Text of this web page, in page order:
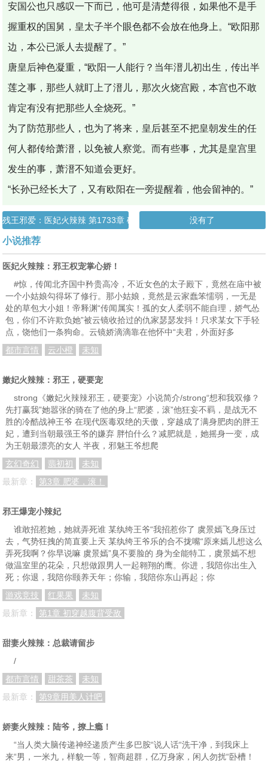
安国公也只感叹一下而已，他可是清楚得很，如果他不是手
握重权的国舅，皇太子半个眼色都不会放在他身上。“欧阳那
边，本公已派人去提醒了。”
唐皇后神色凝重，“欧阳一人能行？当年溍儿初出生，传出半
莲之事，那些人就盯上了溍儿，那次火烧宫殿，本宫也不敢
肯定有没有把那些人全烧死。”
为了防范那些人，也为了将来，皇后甚至不把皇朝发生的任
何人都传给萧溍，以免被人察觉。而有些事，尤其是皇宫里
发生的事，萧溍不知道会更好。
“长孙已经长大了，又有欧阳在一旁提醒着，他会留神的。”
残王邪爱：医妃火辣辣 第1733章 破而后立 没有了
小说推荐
医妃火辣辣：邪王权宠掌心娇！
#惊，传闻北齐国中矜贵高冷，不近女色的太子殿下，竟然在庙中被
一个小姑娘勾得坏了修行。那小姑娘，竟然是云家蠢笨懦弱，一无是
处的草包大小姐！帝释渊“传闻属实！孤的女人柔弱不能自理，娇气怂
包，你们不许欺负她”被云镜收拾过的仇家瑟瑟发抖！只求某女下手轻
点，饶他们一条狗命。云镜娇滴滴靠在他怀中“夫君，外面好多
都市言情
云小橙 未知
嫩妃火辣辣：邪王，硬要宠
strong《嫩妃火辣辣邪王，硬要宠》小说简介/strong“想和我双修？
先打赢我”她嚣张的骑在了他的身上“肥婆，滚”他狂妄不羁，是战无不
胜的冷酷战神王爷 在现代医毒双绝的天傲，穿越成了满身肥肉的胖王
妃，遭到当朝最强王爷的嫌弃 胖怕什么？减肥就是，她摇身一变，成
为王朝最漂亮的女人 半夜，邪魅王爷想爬
玄幻奇幻
翡初初
未知
最新章：
第3章 肥婆，滚！
邪王爆宠小辣妃
谁敢招惹她，她就弄死谁 某纨绔王爷“我招惹你了 虞景嫣飞身压过
去，气势狂拽的简直要上天 某纨绔王爷乐的合不拢嘴“原来嫣儿想这么
弄死我啊？你早说嘛 虞景嫣”臭不要脸的 身为全能特工，虞景嫣不想
做温室里的花朵，只想做跟男人一起翱翔的鹰。你进，我陪你出生入
死；你退，我陪你颐养天年；你输，我陪你东山再起；你
游戏竞技
红果果
未知
最新章：
第1章 初穿越腹背受敌
甜妻火辣辣：总裁请留步
/
都市言情
甜茶茶
未知
最新章：
第9章用美人计吧
娇妻火辣辣：陆爷，撩上瘾！
“当人类大脑传递神经递质产生多巴胺“说人话“洗干净，到我床上
来“男，一米九，样貌一等，智商超群，亿万身家，闲人勿扰“卧槽！